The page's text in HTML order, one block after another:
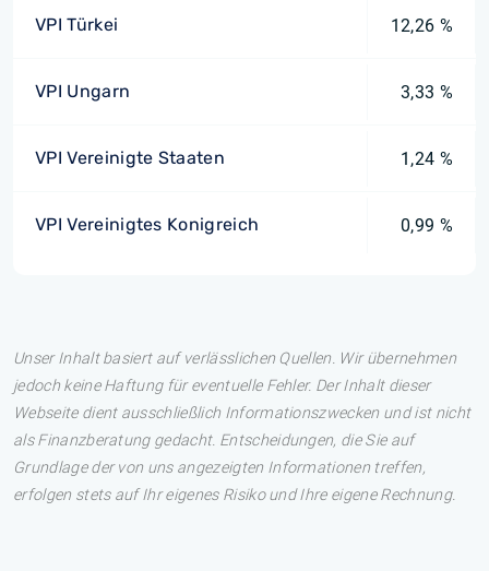
VPI Türkei 12,26 %
VPI Ungarn 3,33 %
VPI Vereinigte Staaten 1,24 %
VPI Vereinigtes Konigreich 0,99 %
Unser Inhalt basiert auf verlässlichen Quellen. Wir übernehmen
jedoch keine Haftung für eventuelle Fehler. Der Inhalt dieser
Webseite dient ausschließlich Informationszwecken und ist nicht
als Finanzberatung gedacht. Entscheidungen, die Sie auf
Grundlage der von uns angezeigten Informationen treffen,
erfolgen stets auf Ihr eigenes Risiko und Ihre eigene Rechnung.